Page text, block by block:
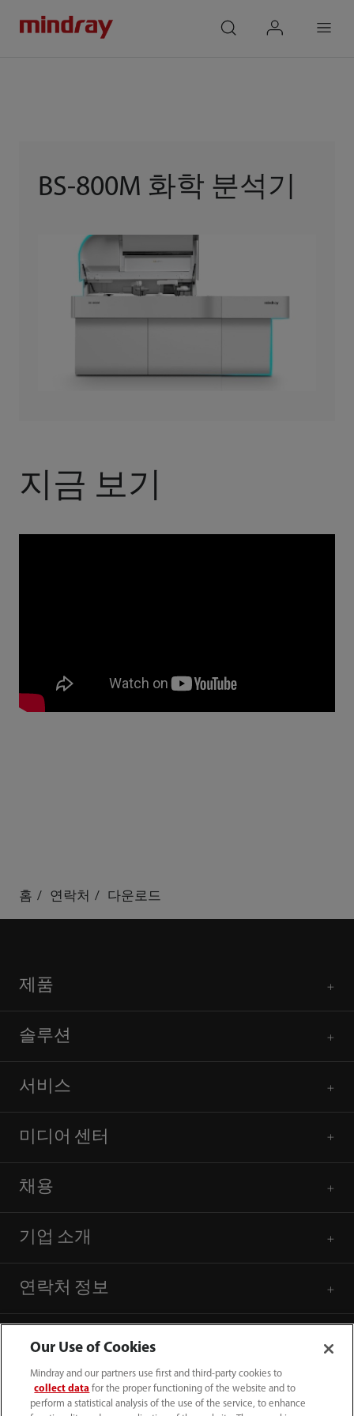
BS-800M 화학 분석기
지금 보기
홈 연락처 다운로드
제품
솔루션
서비스
미디어 센터
채용
기업 소개
연락처 정보
Our Use of Cookies
Mindray and our partners use first and third-party cookies to
collect data for the proper functioning of the website and to
perform a statistical analysis of the use of the service, to enhance